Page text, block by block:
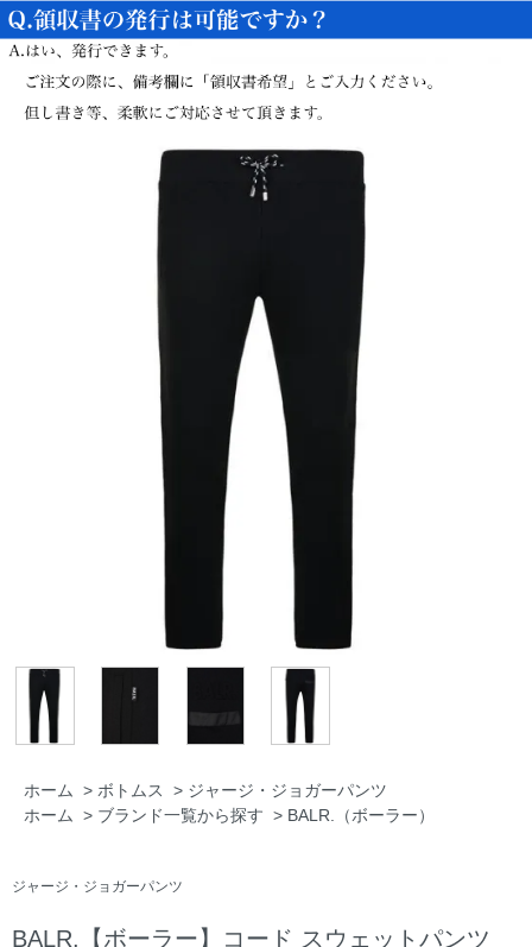
ホーム > ボトムス > ジャージ・ジョガーパンツ
ホーム
> ブランド一覧から探す > BALR.（ボーラー）
ジャージ・ジョガーパンツ
BALR.【ボーラー】コード スウェットパンツ